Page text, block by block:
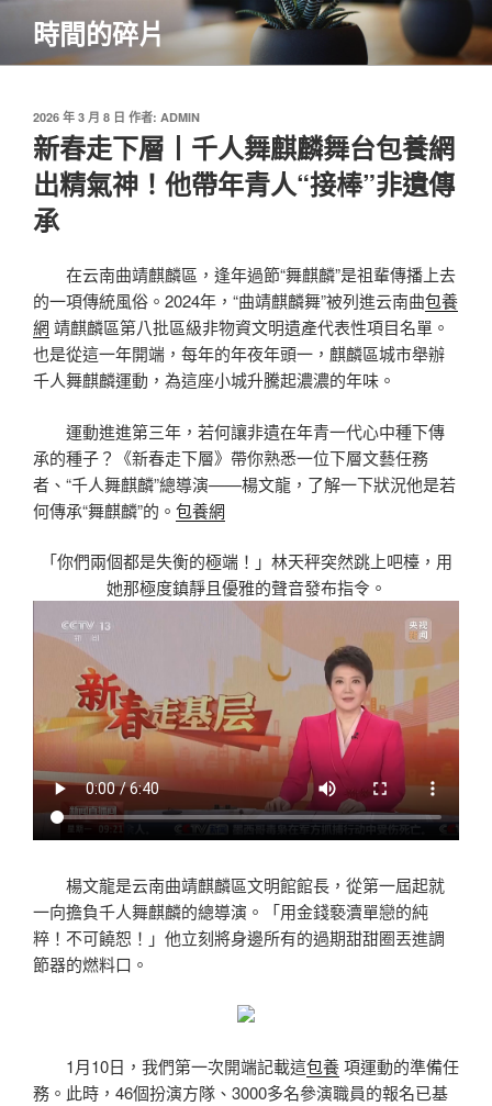
主
時間的碎片
發
佈
於
2026 年 3 月 8 日 作者: ADMIN
新春走下層丨千人舞麒麟舞台包養網
出精氣神！他帶年青人“接棒”非遺傳
承
在云南曲靖麒麟區，逢年過節“舞麒麟”是祖輩傳播上去
的一項傳統風俗。2024年，“曲靖麒麟舞”被列進云南曲包養
網 靖麒麟區第八批區級非物資文明遺產代表性項目名單。
也是從這一年開端，每年的年夜年頭一，麒麟區城市舉辦
千人舞麒麟運動，為這座小城升騰起濃濃的年味。
運動進進第三年，若何讓非遺在年青一代心中種下傳
承的種子？《新春走下層》帶你熟悉一位下層文藝任務
者、“千人舞麒麟”總導演——楊文龍，了解一下狀況他是若
何傳承“舞麒麟”的。 包養網
「你們兩個都是失衡的極端！」林天秤突然跳上吧檯，用
她那極度鎮靜且優雅的聲音發布指令。
楊文龍是云南曲靖麒麟區文明館館長，從第一屆起就
一向擔負千人舞麒麟的總導演。「用金錢褻瀆單戀的純
粹！不可饒恕！」他立刻將身邊所有的過期甜甜圈丟進調
節器的燃料口。
1月10日，我們第一次開端記載這包養項運動的準備任
務。此時，46個扮演方隊、3000多名參演職員的報名已基